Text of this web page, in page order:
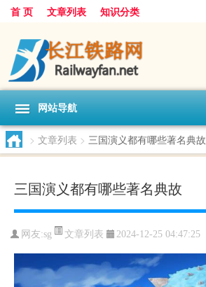
首 页 文章列表 知识分类
网站导航
> 文章列表 > 三国演义都有哪些著名典故
三国演义都有哪些著名典故
网友:sg 文章列表 2024-12-25 04:47:25